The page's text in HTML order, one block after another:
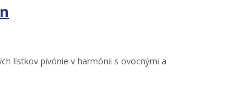
lístkov pivónie v harmónii s ovocnými a